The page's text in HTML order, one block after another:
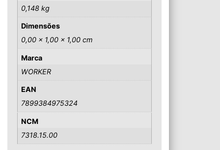
0,148 kg
Dimensões
0,00 × 1,00 × 1,00 cm
Marca
WORKER
EAN
7899384975324
NCM
7318.15.00